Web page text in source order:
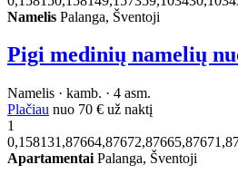
Namelis Palanga, Šventoji
Pigi medinių namelių
Namelis · kamb. · 4 asm.
Plačiau nuo 70 € už naktį
1
Apartamentai Palanga, Šventoji